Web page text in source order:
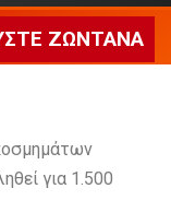
ΖΩΝΤΑΝΆ
για 1.500